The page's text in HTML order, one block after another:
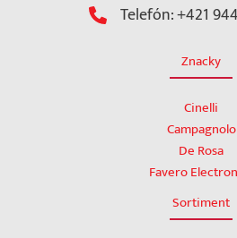
Telefón: +421
Znacky
Cinelli
Campagnolo
De Rosa
Favero
Sortiment